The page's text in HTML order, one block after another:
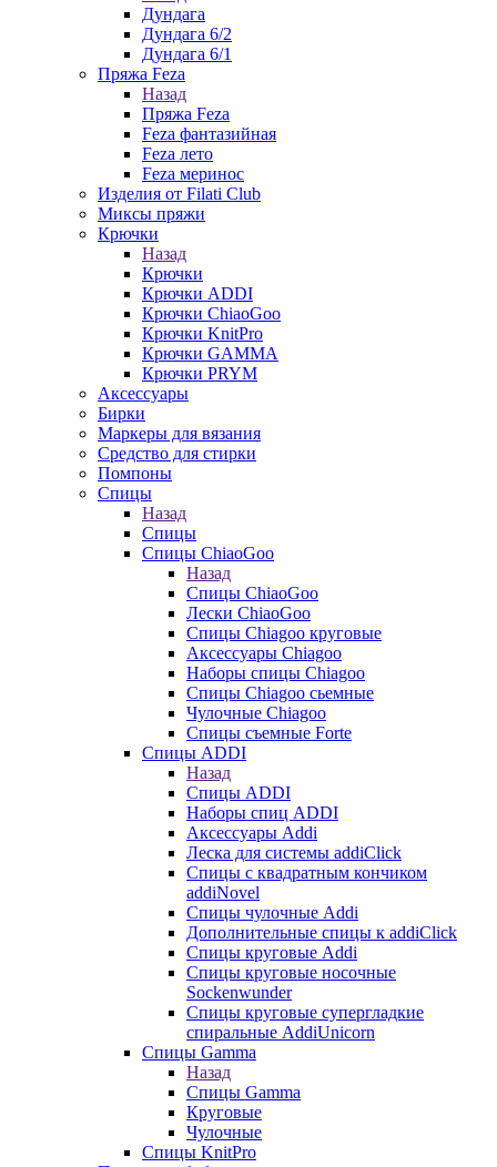
Дундага
Дундага 6/2
Дундага 6/1
Пряжа Feza
Назад
Пряжа Feza
Feza фантазийная
Feza лето
Feza меринос
Изделия от Filati Club
Миксы пряжи
Крючки
Назад
Крючки
Крючки ADDI
Крючки ChiaoGoo
Крючки KnitPro
Крючки GAMMA
Крючки PRYM
Аксессуары
Бирки
Маркеры для вязания
Средство для стирки
Помпоны
Спицы
Назад
Спицы
Спицы ChiaoGoo
Назад
Спицы ChiaoGoo
Лески ChiaoGoo
Cпицы Сhiagoo круговые
Аксессуары Chiagoo
Наборы спицы Chiagoo
Спицы Chiagoo сьемные
Чулочные Chiagoo
Спицы съемные Forte
Спицы ADDI
Назад
Спицы ADDI
Наборы спиц ADDI
Аксессуары Addi
Леска для системы addiClick
Спицы с квадратным кончиком
addiNovel
Спицы чулочные Addi
Дополнительные спицы к addiClick
Спицы круговые Addi
Спицы круговые носочные
Sockenwunder
Спицы круговые супергладкие
спиральные AddiUnicorn
Спицы Gamma
Назад
Спицы Gamma
Круговые
Чулочные
Спицы KnitPro